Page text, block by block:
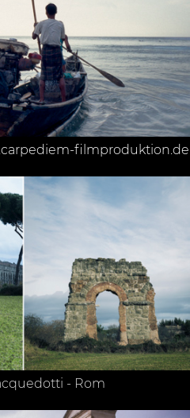
filmproduktion.de
- Rom